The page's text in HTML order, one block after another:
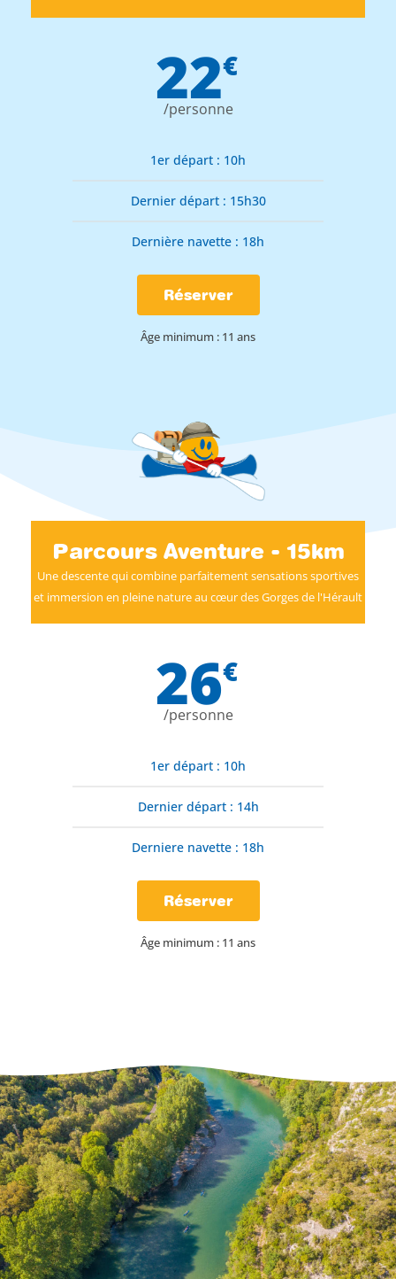
22€
/personne
1er départ : 10h
Dernier départ : 15h30
Dernière navette : 18h
Réserver
Âge minimum : 11 ans
Parcours Aventure - 15km
Une descente qui combine parfaitement sensations sportives
et immersion en pleine nature au cœur des Gorges de l'Hérault
26€
/personne
1er départ : 10h
Dernier départ : 14h
Derniere navette : 18h
Réserver
Âge minimum : 11 ans